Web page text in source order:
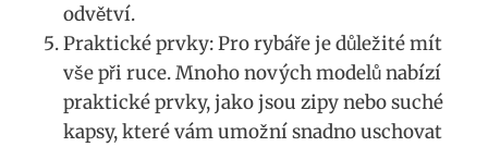
odvětví.
Praktické prvky:⁢ Pro rybáře je důležité ‌mít⁢
vše při ruce. Mnoho nových modelů nabízí‌
praktické ⁤prvky, jako jsou zipy ⁢nebo suché
kapsy,​ které⁣ vám ‌umožní snadno uschovat